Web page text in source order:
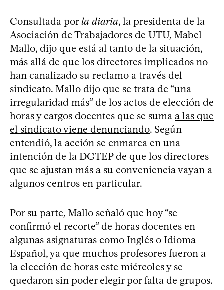
Consultada porla diaria, la presidenta de la
Asociación de Trabajadores de UTU, Mabel
Mallo, dijo que está al tanto de la situación,
más allá de que los directores implicados no
han canalizado su reclamo a través del
sindicato. Mallo dijo que se trata de “una
irregularidad más” de los actos de elección de
horas y cargos docentes que se suma a las que
el sindicato viene denunciando. Según
entendió, la acción se enmarca en una
intención de la DGTEP de que los directores
que se ajustan más a su conveniencia vayan a
algunos centros en particular.
Por su parte, Mallo señaló que hoy “se
confirmó el recorte” de horas docentes en
algunas asignaturas como Inglés o Idioma
Español, ya que muchos profesores fueron a
la elección de horas este miércoles y se
quedaron sin poder elegir por falta de grupos.